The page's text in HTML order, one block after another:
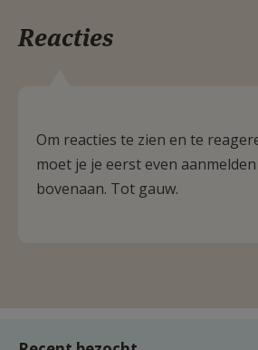
Reacties
Om reacties te zien en te
moet je je eerst even
bovenaan. Tot gauw.